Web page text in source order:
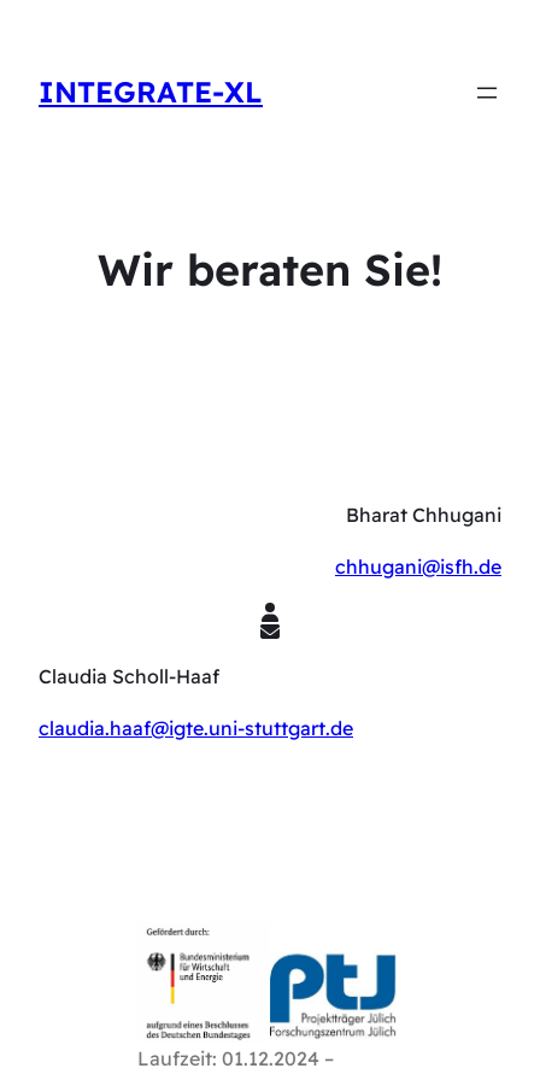
INTEGRATE-XL
Wir beraten Sie!
Bharat Chhugani
chhugani@isfh.de
Claudia Scholl-Haaf
claudia.haaf@igte.uni-stuttgart.de
Laufzeit: 01.12.2024 –